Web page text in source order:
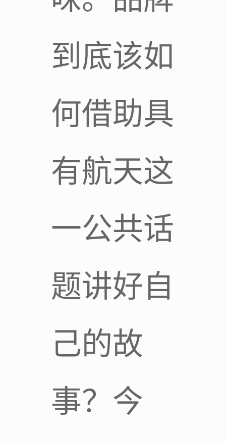
到底该如
何借助具
有航天这
一公共话
题讲好自
己的故
事？今